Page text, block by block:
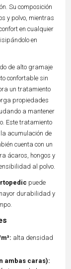
Su composición
y polvo, mientras
en cualquier
en
de alto gramaje
confortable sin
un tratamiento
propiedades
a mantener
Este tratamiento
acumulación de
cuenta con un
ácaros, hongos y
al polvo.
puede
durabilidad y
alta densidad
ambas caras):